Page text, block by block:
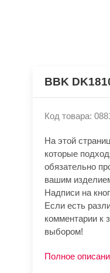
BBK
Код товара:
На этой
которые
обязательно
вашим
Надписи на
Если есть
комментарии к
выбором!
Полное